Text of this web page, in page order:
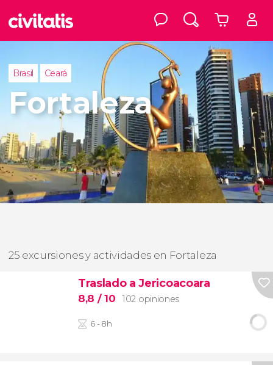
Brasil Ceará
Fortaleza
25 excursiones y actividades en Fortaleza
Traslado a Jericoacoara
8,8 / 10 102 opiniones
6 - 8h